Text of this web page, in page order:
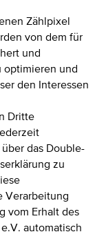
Zählpixel
von dem für
und
optimieren und
den Interessen
Dritte
das Double-
zu
Verarbeitung
vom Erhalt des
automatisch